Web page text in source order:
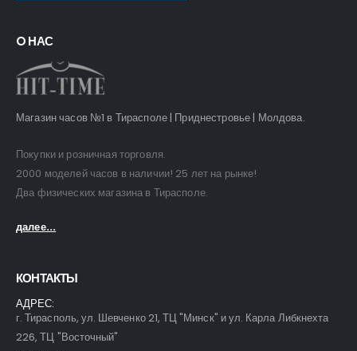
O НАС
Магазин часов №1 в Тирасполе | Приднестровье | Молдова.
Покупки и розничная торговля.
2000 моделей часов в наличии! 25 лет на рынке!
Два физических магазина в Тирасполе.
далее...
КОНТАКТЫ
АДРЕС:
г. Тирасполь, ул. Шевченко 21, ТЦ "Минск" и ул. Карла Либкнехта
226, ТЦ "Восточный"